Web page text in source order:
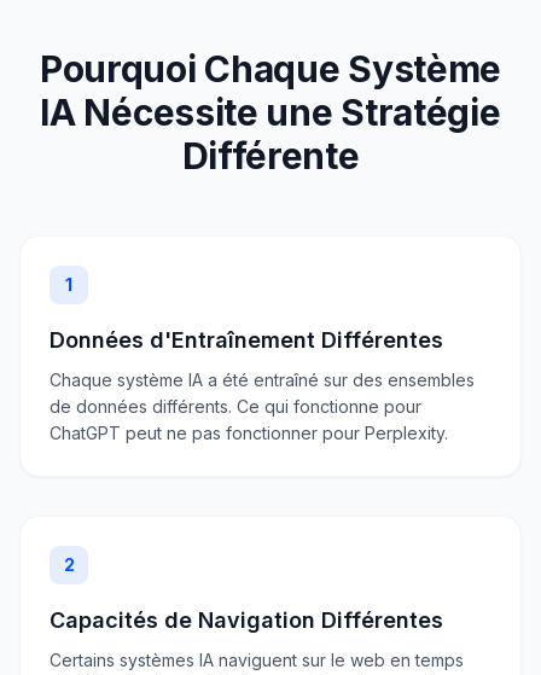
Pourquoi Chaque Système
IA Nécessite une Stratégie
Différente
1
Données d'Entraînement Différentes
Chaque système IA a été entraîné sur des ensembles
de données différents. Ce qui fonctionne pour
ChatGPT peut ne pas fonctionner pour Perplexity.
2
Capacités de Navigation Différentes
Certains systèmes IA naviguent sur le web en temps